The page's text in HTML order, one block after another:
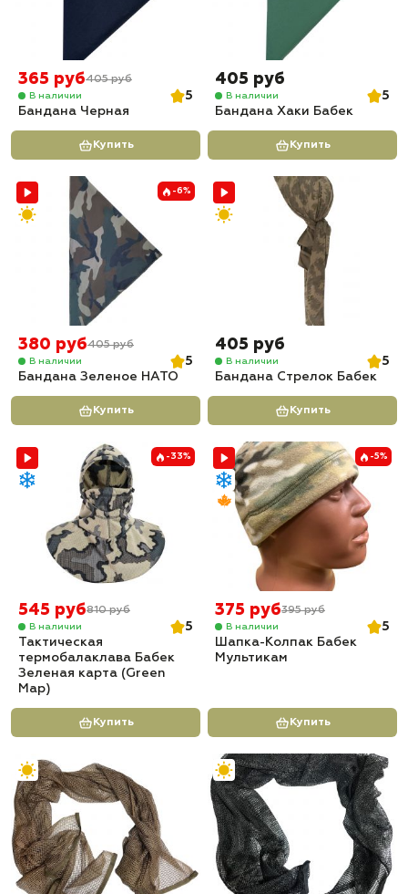
365 руб405 руб
В наличии
5
Бандана Черная
Купить
405 руб
В наличии
5
Бандана Хаки Бабек
Купить
-6%
380 руб405 руб
В наличии
5
Бандана Зеленое НАТО
Купить
405 руб
В наличии
5
Бандана Стрелок Бабек
Купить
-33%
545 руб810 руб
В наличии
5
Тактическая
термобалаклава Бабек
Зеленая карта (Green
Map)
Купить
-5%
375 руб395 руб
В наличии
5
Шапка-Колпак Бабек
Мультикам
Купить